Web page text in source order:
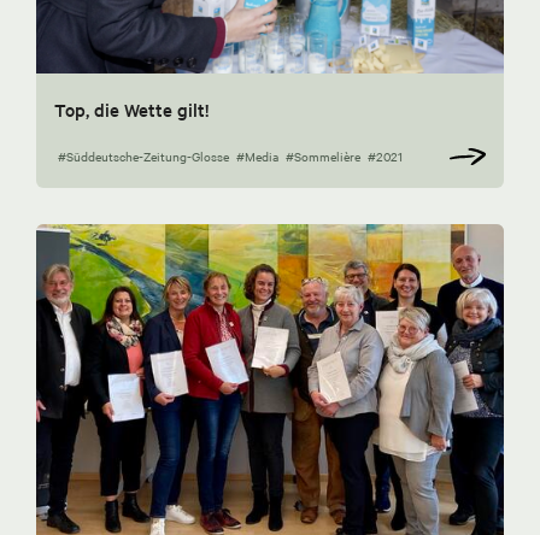
Top, die Wette gilt!
#Süddeutsche-Zeitung-Glosse #Media #Sommelière #2021